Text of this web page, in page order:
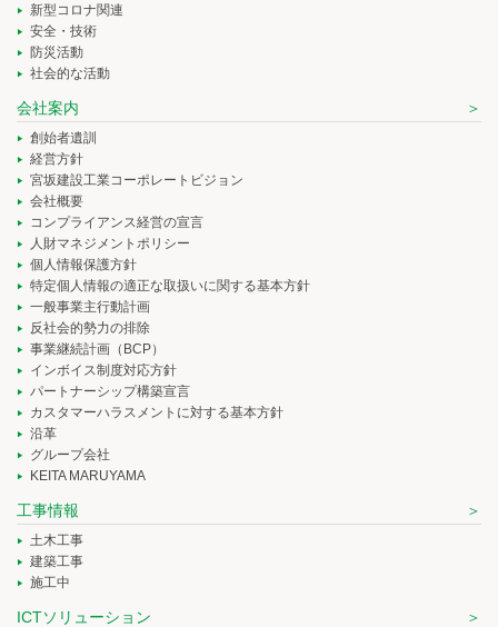
新型コロナ関連
安全・技術
防災活動
社会的な活動
会社案内
創始者遺訓
経営方針
宮坂建設工業コーポレートビジョン
会社概要
コンプライアンス経営の宣言
人財マネジメントポリシー
個人情報保護方針
特定個人情報の適正な取扱いに関する基本方針
一般事業主行動計画
反社会的勢力の排除
事業継続計画（BCP）
インボイス制度対応方針
パートナーシップ構築宣言
カスタマーハラスメントに対する基本方針
沿革
グループ会社
KEITA MARUYAMA
工事情報
土木工事
建築工事
施工中
ICTソリューション